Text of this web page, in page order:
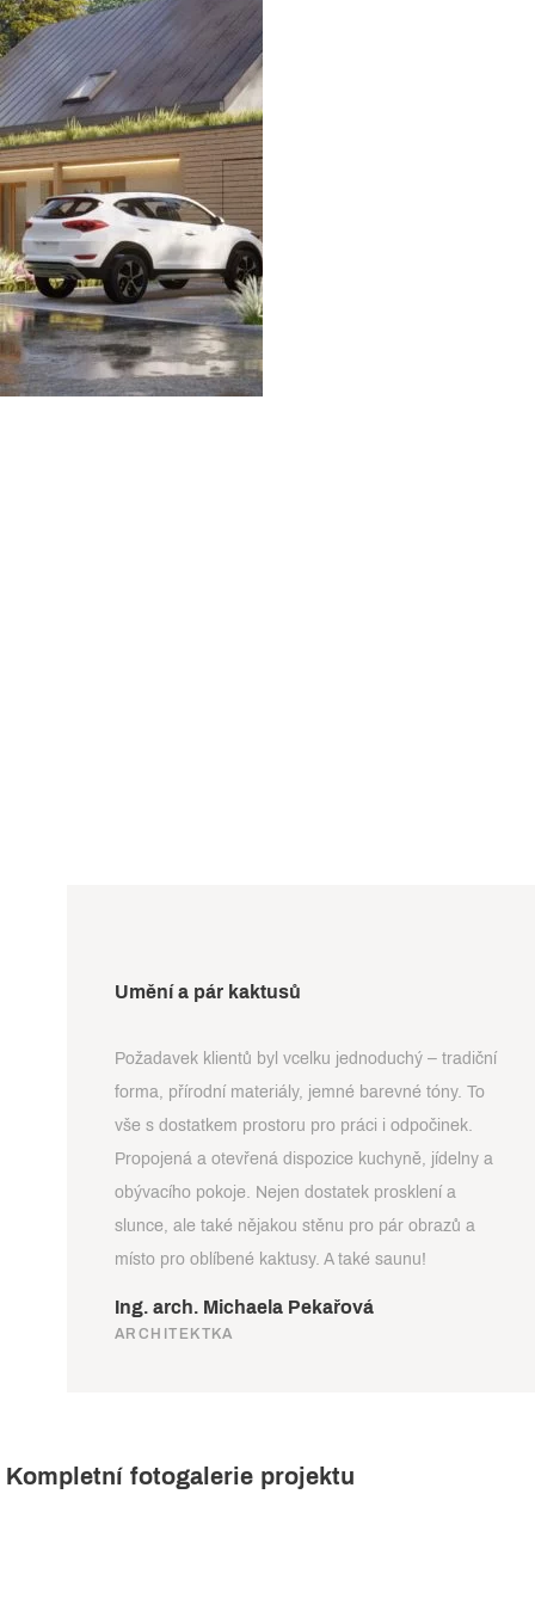
Umění a pár kaktusů
Požadavek klientů byl vcelku jednoduchý – tradiční
forma, přírodní materiály, jemné barevné tóny. To
vše s dostatkem prostoru pro práci i odpočinek.
Propojená a otevřená dispozice kuchyně, jídelny a
obývacího pokoje. Nejen dostatek prosklení a
slunce, ale také nějakou stěnu pro pár obrazů a
místo pro oblíbené kaktusy. A také saunu!
Ing. arch. Michaela Pekařová
ARCHITEKTKA
Kompletní fotogalerie projektu